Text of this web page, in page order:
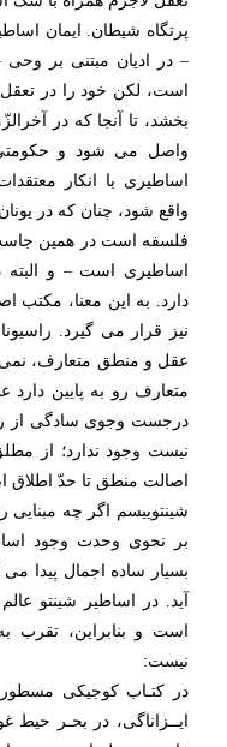
پرتگاه شیطان. ایمان
– در ادیان مبتنی بر
است، لکن خود را در
بخشد، تا آنجا که در
واصل می شود و حکومتی
اساطیری با انکار
واقع شود، چنان که در
فلسفه است در همین
اساطیری است – و
دارد. به این معنا، مکتب
نیز قرار می گیرد.
عقل و منطق متعارف، نمی
متعارف رو به پایین دارد
درجست وجوی سادگی از
نیست وجود ندارد؛ از
اصالت منطق تا حدّ اطلاق
شینتوییسم اگر چه مبنایی
بر نحوی وحدت وجود
بسیار ساده اجمال پیدا
آید. در اساطیر شینتو
است و بنابراین، تقرب
نیست:
در کتـاب کوجیکی
ایــزاناگی، در بحـر